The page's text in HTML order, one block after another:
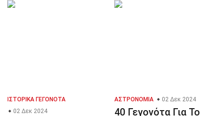
ΙΣΤΟΡΙΚΆ ΓΕΓΟΝΌΤΑ
02 Δεκ 2024
ΑΣΤΡΟΝΟΜΊΑ 02 Δεκ 2024
40 Γεγονότα Για Το